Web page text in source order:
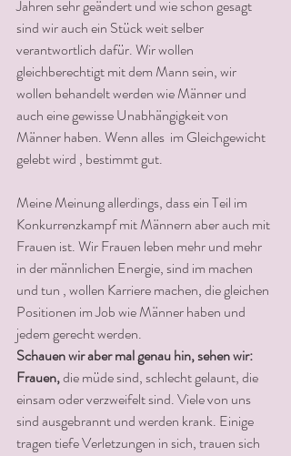
Jahren sehr geändert und wie schon gesagt
sind wir auch ein Stück weit selber
verantwortlich dafür. Wir wollen
gleichberechtigt mit dem Mann sein, wir
wollen behandelt werden wie Männer und
auch eine gewisse Unabhängigkeit von
Männer haben. Wenn alles  im Gleichgewicht
gelebt wird , bestimmt gut.
Meine Meinung allerdings, dass ein Teil im
Konkurrenzkampf mit Männern aber auch mit
Frauen ist. Wir Frauen leben mehr und mehr
in der männlichen Energie, sind im machen
und tun , wollen Karriere machen, die gleichen
Positionen im Job wie Männer haben und
jedem gerecht werden.
Schauen wir aber mal genau hin, sehen wir:
Frauen, die müde sind, schlecht gelaunt, die
einsam oder verzweifelt sind. Viele von uns
sind ausgebrannt und werden krank. Einige
tragen tiefe Verletzungen in sich, trauen sich